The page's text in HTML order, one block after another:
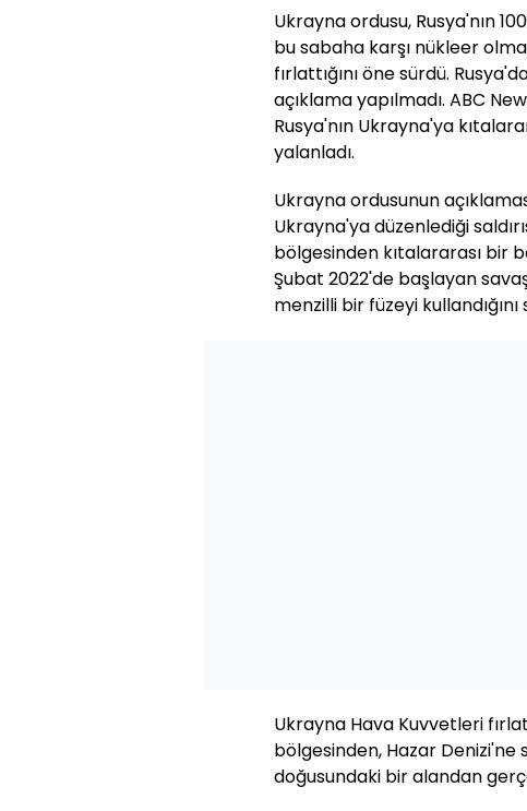
Ukrayna ordusu, Rusya'nın
bu sabaha karşı nükleer
fırlattığını öne sürdü.
açıklama yapılmadı. ABC
Rusya'nın Ukrayna'ya
yalanladı.
Ukrayna ordusunun
Ukrayna'ya düzenlediği
bölgesinden kıtalararası bir
Şubat 2022'de başlayan
menzilli bir füzeyi kullandığını
Ukrayna Hava Kuvvetleri
bölgesinden, Hazar Denizi'ne
doğusundaki bir alandan